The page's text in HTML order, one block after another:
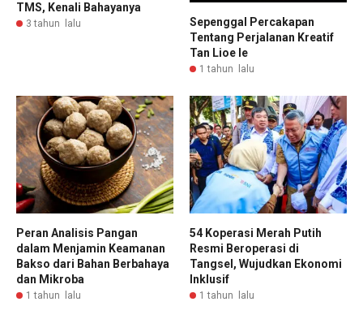
TMS, Kenali Bahayanya
3 tahun lalu
Sepenggal Percakapan
Tentang Perjalanan Kreatif
Tan Lioe Ie
1 tahun lalu
Peran Analisis Pangan
dalam Menjamin Keamanan
Bakso dari Bahan Berbahaya
dan Mikroba
1 tahun lalu
54 Koperasi Merah Putih
Resmi Beroperasi di
Tangsel, Wujudkan Ekonomi
Inklusif
1 tahun lalu